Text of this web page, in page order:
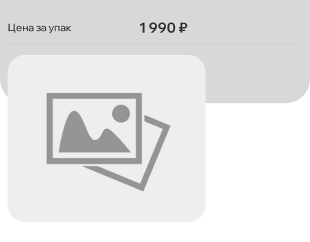
Цена за упак 1 990 ₽